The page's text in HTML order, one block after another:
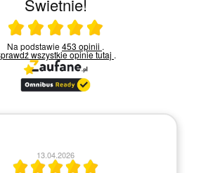
Świetnie!
Ocena średnia 5 na 5
Na podstawie453 opinii .
Sprawdź wszystkie opinietutaj .
13.04.2026